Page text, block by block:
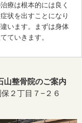
療は根本的には良く
状を出すことになり
います。まずは身体
ていきます。
山整骨院のご案内
２丁目７−２６